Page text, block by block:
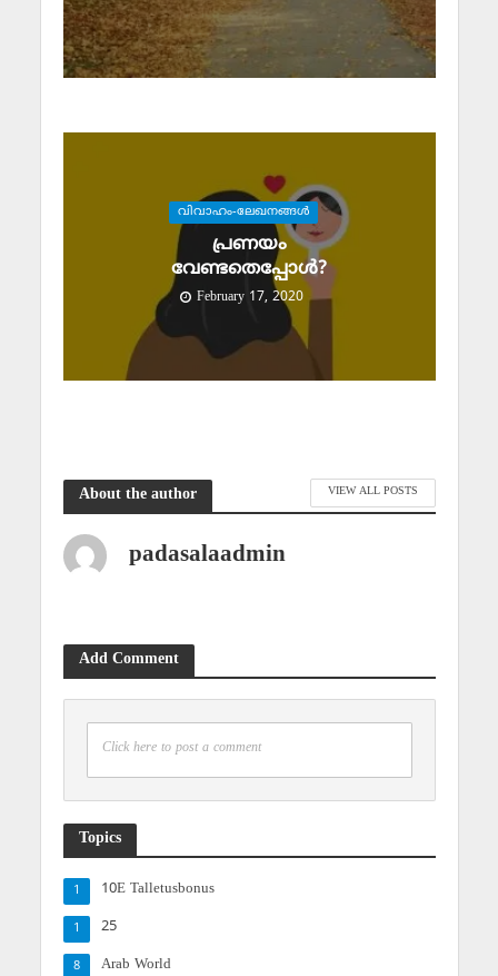
വിവാഹം-ലേഖനങ്ങള്‍
പ്രണയം
വേണ്ടതെപ്പോള്‍?
February 17, 2020
About the author VIEW ALL POSTS
padasalaadmin
Add Comment
Click here to post a comment
Topics
10E Talletusbonus
1
25
1
Arab World
8